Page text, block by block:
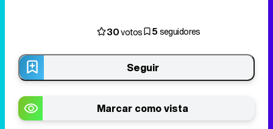
30votos 5seguidores
Seguir
Marcar como vista